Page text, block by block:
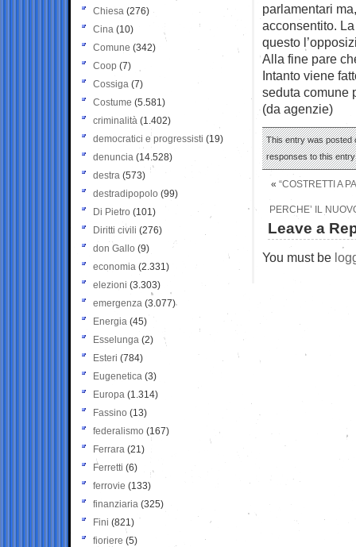
parlamentari
acconsentito.
questo
Alla fine pare
Intanto viene
seduta comune
(da agenzie)
This entry was posted
responses to this
« “COSTRETTI A
PERCHE’ IL
Leave a
You must be
Chiesa (276)
Cina (10)
Comune (342)
Coop (7)
Cossiga (7)
Costume (5.581)
criminalità (1.402)
democratici e progressisti (19)
denuncia (14.528)
destra (573)
destradipopolo (99)
Di Pietro (101)
Diritti civili (276)
don Gallo (9)
economia (2.331)
elezioni (3.303)
emergenza (3.077)
Energia (45)
Esselunga (2)
Esteri (784)
Eugenetica (3)
Europa (1.314)
Fassino (13)
federalismo (167)
Ferrara (21)
Ferretti (6)
ferrovie (133)
finanziaria (325)
Fini (821)
fioriere (5)